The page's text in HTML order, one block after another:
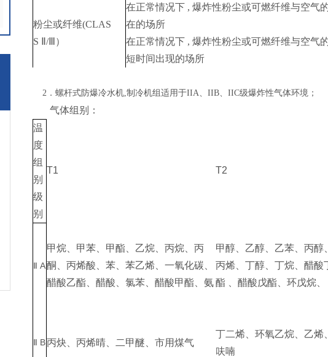
粉尘或纤维(CLAS
S Ⅱ/Ⅲ）
在正常情况下 , 爆炸性粉尘或可燃纤维与空气
在的场所
在正常情况下 , 爆炸性粉尘或可燃纤维与空气
短时间出现的场所
2 ．螺杆式防爆冷水机,制冷机组 适用于IIA、IIB、IIC级爆炸性气体环境；
气体组别：
温
度
组
别
级
别
T1 T2
A
甲烷、甲苯、甲酯、乙烷、丙烷、丙
酮、丙烯酸、苯、苯乙烯、一氧化碳、
醋酸乙酯、醋酸、氯苯、醋酸甲酯、氨
甲醇、乙醇、乙苯、丙醇、
丙烯、丁醇、丁烷、醋酸
酯
、醋酸戊酯、环戊烷、
B丙炔、丙烯晴、二甲醚、市用煤气
丁二烯、环氧乙烷、乙烯、
呋喃